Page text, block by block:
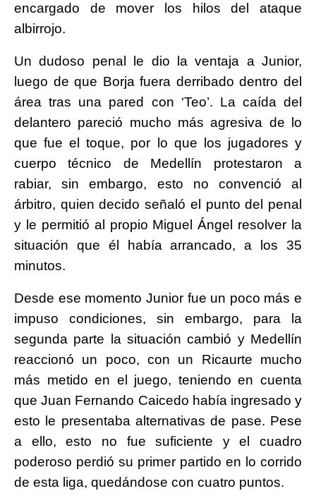
encargado de mover los hilos del ataque
albirrojo.
Un dudoso penal le dio la ventaja a Junior,
luego de que Borja fuera derribado dentro del
área tras una pared con ‘Teo’. La caída del
delantero pareció mucho más agresiva de lo
que fue el toque, por lo que los jugadores y
cuerpo técnico de Medellín protestaron a
rabiar, sin embargo, esto no convenció al
árbitro, quien decido señaló el punto del penal
y le permitió al propio Miguel Ángel resolver la
situación que él había arrancado, a los 35
minutos.
Desde ese momento Junior fue un poco más e
impuso condiciones, sin embargo, para la
segunda parte la situación cambió y Medellín
reaccionó un poco, con un Ricaurte mucho
más metido en el juego, teniendo en cuenta
que Juan Fernando Caicedo había ingresado y
esto le presentaba alternativas de pase. Pese
a ello, esto no fue suficiente y el cuadro
poderoso perdió su primer partido en lo corrido
de esta liga, quedándose con cuatro puntos.